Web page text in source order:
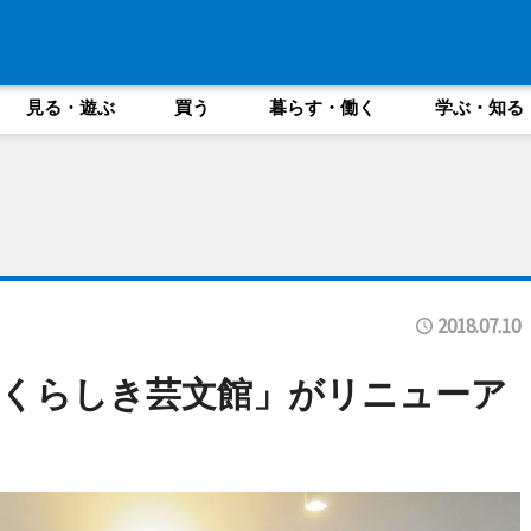
見る・遊ぶ 買う 暮らす・働く 学ぶ・知る
2018.07.10
らしき芸文館」がリニューア